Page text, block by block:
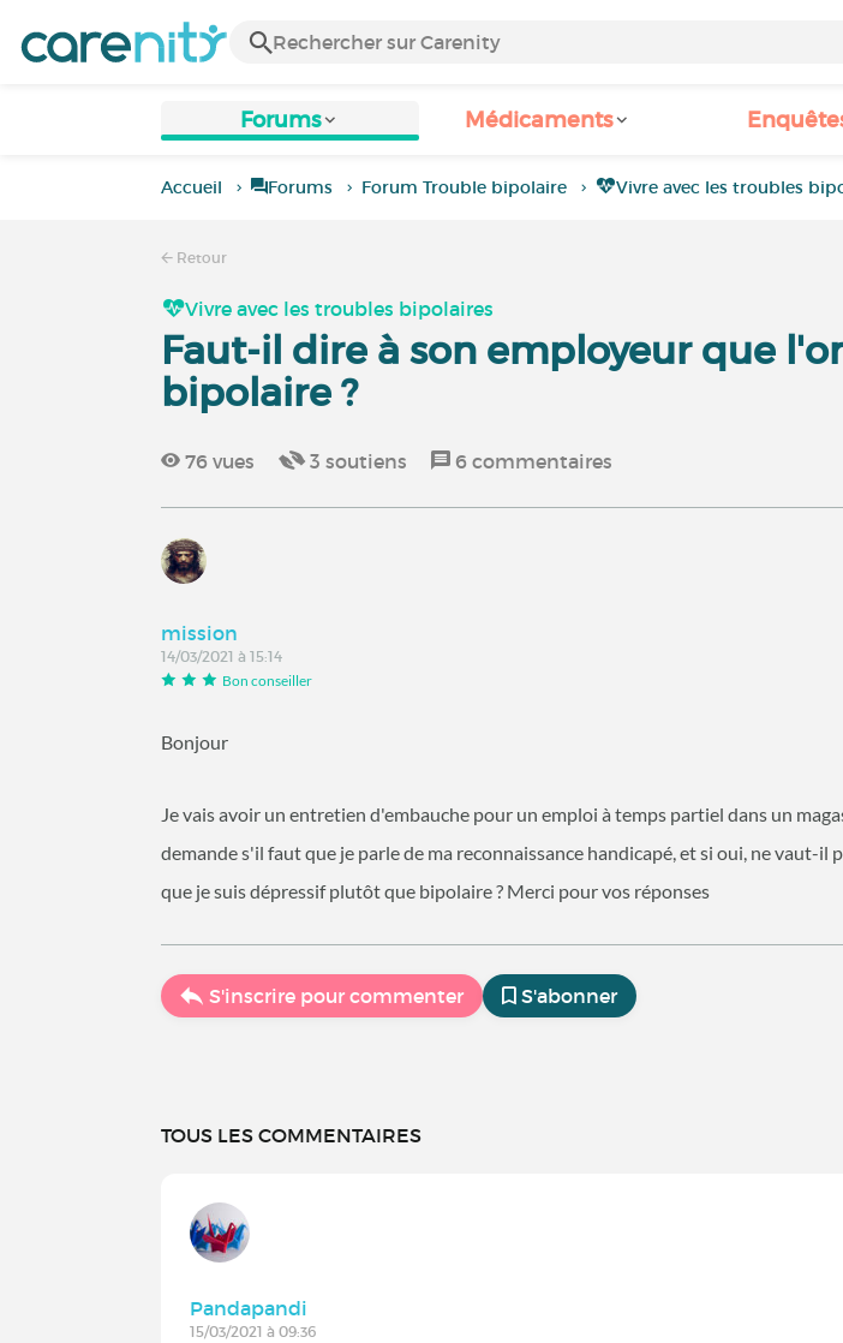
Forums Médicaments
Accueil Forums Forum Trouble bipolaire Vivre avec les troubles
Retour
Vivre avec les troubles bipolaires
Faut-il dire à son employeur que
bipolaire ?
76 vues 3 soutiens 6 commentaires
mission
14/03/2021 à 15:14
Bon conseiller
Bonjour
Je vais avoir un entretien d'embauche pour un emploi à temps partiel dans un
demande s'il faut que je parle de ma reconnaissance handicapé, et si oui, ne vaut-il
que je suis dépressif plutôt que bipolaire ? Merci pour vos réponses
S'inscrire pour commenter S'abonner
TOUS LES COMMENTAIRES
Pandapandi
15/03/2021 à 09:36